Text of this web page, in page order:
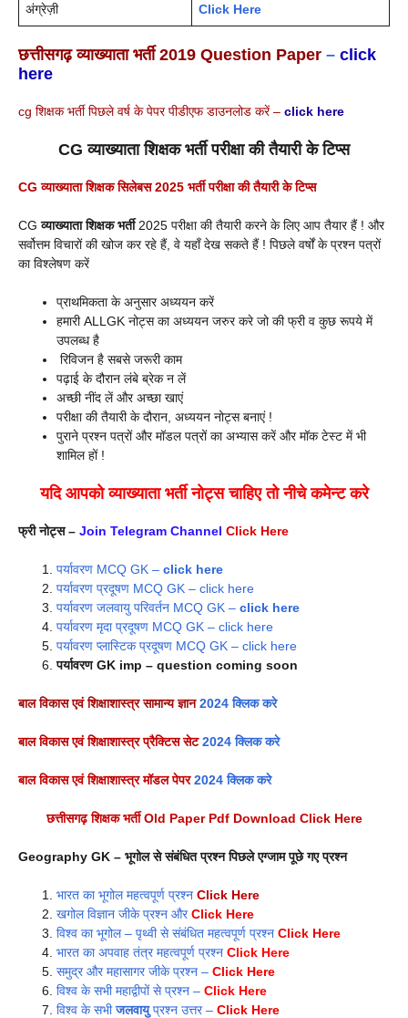
अंग्रेज़ी Click Here
छत्तीसगढ़ व्याख्याताभर्ती 2019 Question Paper – click
here
cg शिक्षक भर्ती पिछले वर्ष के पेपर पीडीएफ डाउनलोड करें – click here
CG व्याख्याता शिक्षक भर्ती परीक्षा की तैयारी के टिप्स
CGव्याख्याताशिक्षकसिलेबस2025 भर्ती परीक्षा की तैयारी के टिप्स
CGव्याख्याता शिक्षक भर्ती2025 परीक्षा की तैयारी करने के लिए आप तैयार हैं ! और
सर्वोत्तम विचारों की खोज कर रहे हैं, वे यहाँ देख सकते हैं ! पिछले वर्षों के प्रश्न पत्रों
का विश्लेषण करें
प्राथमिकता के अनुसार अध्ययन करें
हमारी ALLGK नोट्स का अध्ययन जरुर करे जो की फ्री व कुछ रूपये में
उपलब्ध है
रिविजन है सबसे जरूरी काम
पढ़ाई के दौरान लंबे ब्रेक न लें
अच्छी नींद लें और अच्छा खाएं
परीक्षा की तैयारी के दौरान, अध्ययन नोट्स बनाएं !
पुराने प्रश्न पत्रों और मॉडल पत्रों का अभ्यास करें और मॉक टेस्ट में भी
शामिल हों !
यदि आपकोव्याख्याता भर्ती नोट्स चाहिए तो नीचे कमेन्ट करे
फ्री नोट्स – Join Telegram Channel Click Here
पर्यावरण MCQ GK – click here
पर्यावरण प्रदूषण MCQ GK – click here
पर्यावरण जलवायु परिवर्तन MCQ GK – click here
पर्यावरण मृदा प्रदूषण MCQ GK – click here
पर्यावरण प्लास्टिक प्रदूषण MCQ GK – click here
पर्यावरण GK imp – question coming soon
बाल विकास एवं शिक्षाशास्त्र सामान्य ज्ञान2024 क्लिक करे
बाल विकास एवं शिक्षाशास्त्र प्रैक्टिस सेट2024 क्लिक करे
बाल विकास एवं शिक्षाशास्त्र मॉडल पेपर2024 क्लिक करे
छत्तीसगढ़ शिक्षक भर्ती Old Paper Pdf Download Click Here
Geography GK – भूगोल से संबंधित प्रश्न पिछले एग्जाम पूछे गए प्रश्न
भारत का भूगोल महत्वपूर्ण प्रश्न Click Here
खगोल विज्ञान जीके प्रश्न औरClick Here
विश्व का भूगोल – पृथ्‍वी से संबंधित महत्वपूर्ण प्रश्न Click Here
भारत का अपवाह तंत्र महत्वपूर्ण प्रश्न Click Here
समुद्र और महासागर जीके प्रश्न – Click Here
विश्व के सभी महाद्वीपों से प्रश्न – Click Here
विश्व के सभीजलवायुप्रश्न उत्तर – Click Here